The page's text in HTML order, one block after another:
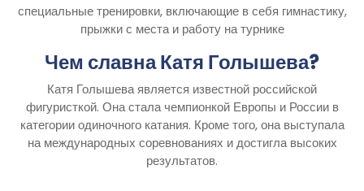
специальные тренировки, включающие в себя гимнастику,
прыжки с места и работу на турнике
Чем славна Катя Голышева?
Катя Голышева является известной российской
фигуристкой. Она стала чемпионкой Европы и России в
категории одиночного катания. Кроме того, она выступала
на международных соревнованиях и достигла высоких
результатов.